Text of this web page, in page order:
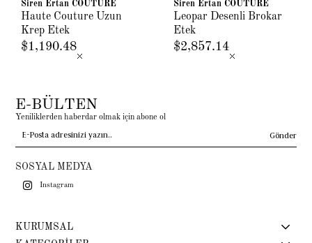
Siren Ertan COUTURE
Haute Couture Uzun
Krep Etek
$1,190.48
Siren Ertan COUTURE
Leopar Desenli Brokar
Etek
$2,857.14
E-BÜLTEN
Yeniliklerden haberdar olmak için abone ol
Gönder
SOSYAL MEDYA
Instagram
KURUMSAL